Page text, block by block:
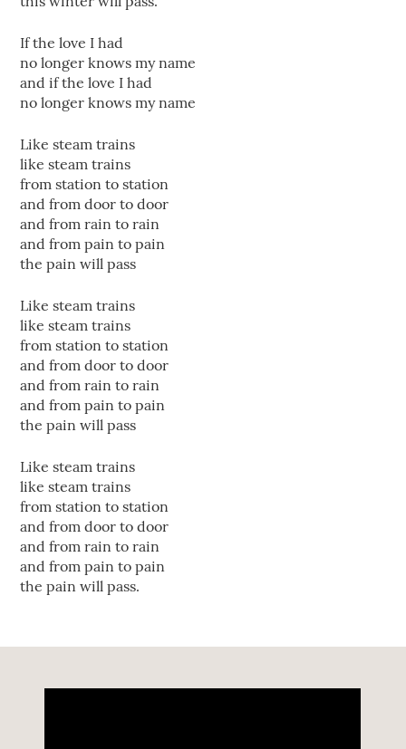
If the love I had
no longer knows my name
and if the love I had
no longer knows my name
Like steam trains
like steam trains
from station to station
and from door to door
and from rain to rain
and from pain to pain
the pain will pass
Like steam trains
like steam trains
from station to station
and from door to door
and from rain to rain
and from pain to pain
the pain will pass
Like steam trains
like steam trains
from station to station
and from door to door
and from rain to rain
and from pain to pain
the pain will pass.